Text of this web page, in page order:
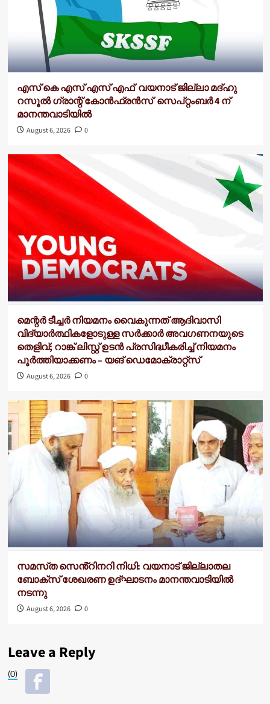
എസ് കെ എസ് എസ് എഫ് വയനാട് ജില്ലാ മദ്ഹു
റസൂൽ ഗ്രാന്റ് കോൻഫ്രൻസ് സെപ്റ്റംബർ 4 ന്
മാനന്തവാടിയിൽ
August 6, 2026 0
മെന്റർ ടീച്ചർ നിയമനം വൈകുന്നത് ആദിവാസി
വിദ്യാർത്ഥികളോടുള്ള സർക്കാർ അവഗണനയുടെ
തെളിവ്; റാങ്ക് ലിസ്റ്റ് ഉടൻ പ്രസിദ്ധീകരിച്ച് നിയമനം
പൂർത്തിയാക്കണം – യങ് ഡെമോക്രാറ്റ്സ്
August 6, 2026 0
സമസ്‌ത സെൻ്റിനറി നിധി: വയനാട് ജില്ലാതല
ബോക്സ് ശേഖരണ ഉദ്ഘാടനം മാനന്തവാടിയിൽ
നടന്നു
August 6, 2026 0
Leave a Reply
(0)